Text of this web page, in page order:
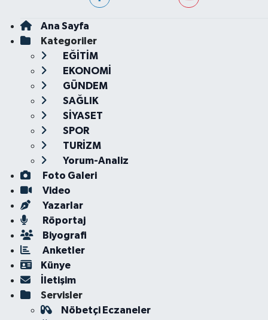
Ana Sayfa
Kategoriler
EĞİTİM
EKONOMİ
GÜNDEM
SAĞLIK
SİYASET
SPOR
TURİZM
Yorum-Analiz
Foto Galeri
Video
Yazarlar
Röportaj
Biyografi
Anketler
Künye
İletişim
Servisler
Nöbetçi Eczaneler